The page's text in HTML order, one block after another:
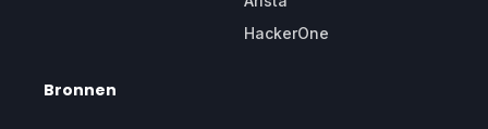
HackerOne
Bronnen